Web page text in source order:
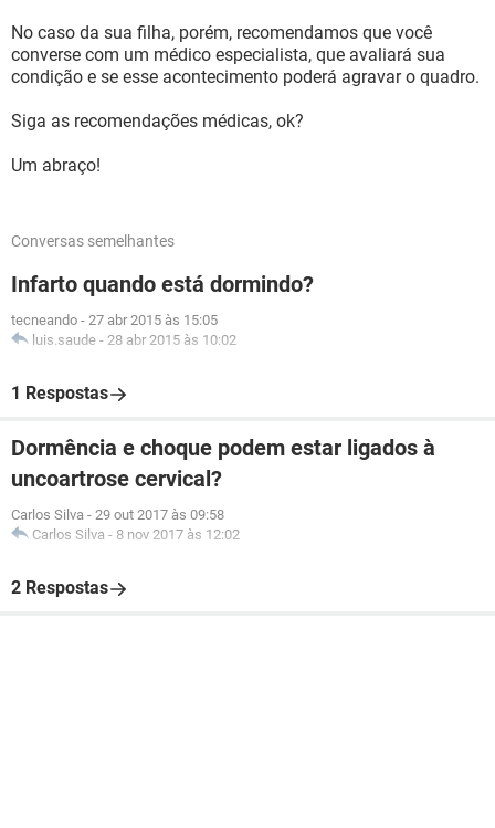
No caso da sua filha, porém, recomendamos que você
converse com um médico especialista, que avaliará sua
condição e se esse acontecimento poderá agravar o quadro.
Siga as recomendações médicas, ok?
Um abraço!
Conversas semelhantes
Infarto quando está dormindo?
tecneando - 27 abr 2015 às 15:05
luis.saude - 28 abr 2015 às 10:02
1 Respostas
Dormência e choque podem estar ligados à
uncoartrose cervical?
Carlos Silva - 29 out 2017 às 09:58
Carlos Silva - 8 nov 2017 às 12:02
2 Respostas